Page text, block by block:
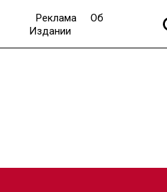
Реклама
Об
Издании